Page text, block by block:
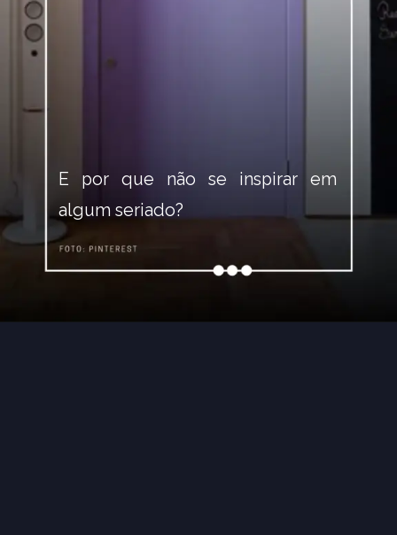
E por que não se inspirar em
algum seriado?